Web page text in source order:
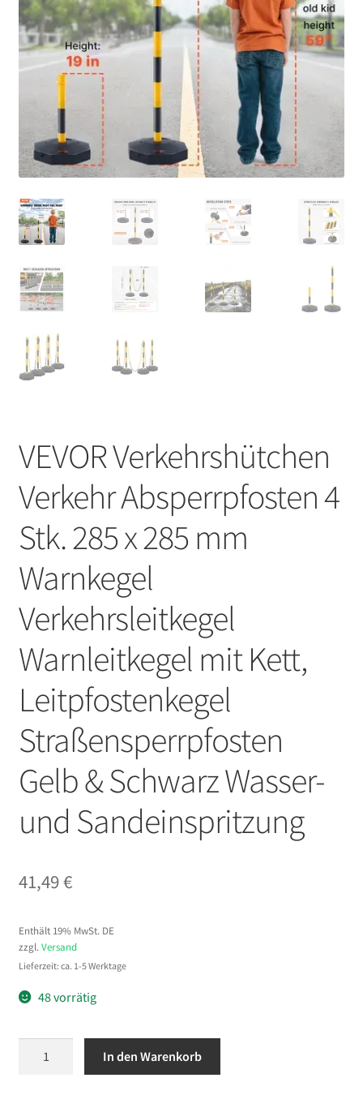
VEVOR Verkehrshütchen
Verkehr Absperrpfosten 4
Stk. 285 x 285 mm
Warnkegel
Verkehrsleitkegel
Warnleitkegel mit Kett,
Leitpfostenkegel
Straßensperrpfosten
Gelb & Schwarz Wasser-
und Sandeinspritzung
41,49€
Enthält 19% MwSt. DE
zzgl. Versand
Lieferzeit: ca. 1-5 Werktage
48 vorrätig
In den Warenkorb